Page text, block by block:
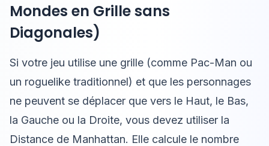
Mondes en Grille sans
Diagonales)
Si votre jeu utilise une grille (comme Pac-Man ou
un roguelike traditionnel) et que les personnages
ne peuvent se déplacer que vers le Haut, le Bas,
la Gauche ou la Droite, vous devez utiliser la
Distance de Manhattan. Elle calcule le nombre